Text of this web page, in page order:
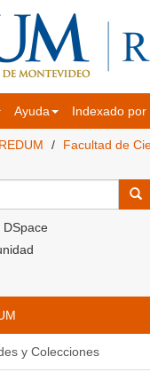
Ayuda Indexado por
Facultad de
DSpace
y Colecciones